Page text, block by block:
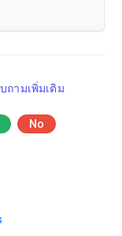
ถามเพิ่มเติม
No